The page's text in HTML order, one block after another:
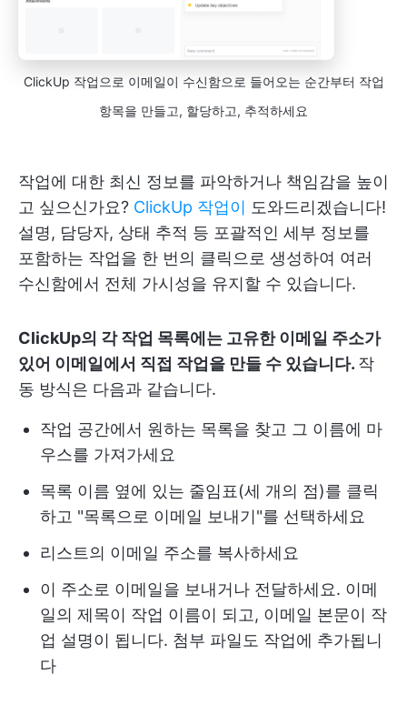
ClickUp 작업으로 이메일이 수신함으로 들어오는 순간부터 작업
항목을 만들고, 할당하고, 추적하세요
작업에 대한 최신 정보를 파악하거나 책임감을 높이
고 싶으신가요? ClickUp 작업이 도와드리겠습니다!
설명, 담당자, 상태 추적 등 포괄적인 세부 정보를
포함하는 작업을 한 번의 클릭으로 생성하여 여러
수신함에서 전체 가시성을 유지할 수 있습니다.
ClickUp의 각 작업 목록에는 고유한 이메일 주소가
있어 이메일에서 직접 작업을 만들 수 있습니다. 작
동 방식은 다음과 같습니다.
작업 공간에서 원하는 목록을 찾고 그 이름에 마
우스를 가져가세요
목록 이름 옆에 있는 줄임표(세 개의 점)를 클릭
하고 "목록으로 이메일 보내기"를 선택하세요
리스트의 이메일 주소를 복사하세요
이 주소로 이메일을 보내거나 전달하세요. 이메
일의 제목이 작업 이름이 되고, 이메일 본문이 작
업 설명이 됩니다. 첨부 파일도 작업에 추가됩니
다